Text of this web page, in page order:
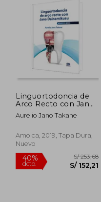
50%
dcto. S/
Linguortodoncia de
Arco Recto con Jano
Dainamikusu. Incluye
e-book
Aurelio Jano Takane
Amolca, 2019, Tapa Dura,
Nuevo